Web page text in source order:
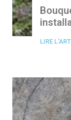
LIRE